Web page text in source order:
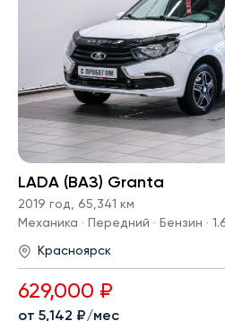
LADA (ВАЗ) Granta
2019 год, 65,341 км
Механика · Передний · Бензин ·
Красноярск
629,000 ₽
от 5,142 ₽/мес